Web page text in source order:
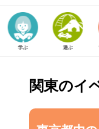
遊ぶ 常設スポット
関東のイ